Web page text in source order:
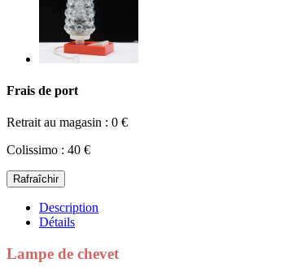
Frais de port
Retrait au magasin : 0 €
Colissimo : 40 €
Description
Détails
Lampe de chevet